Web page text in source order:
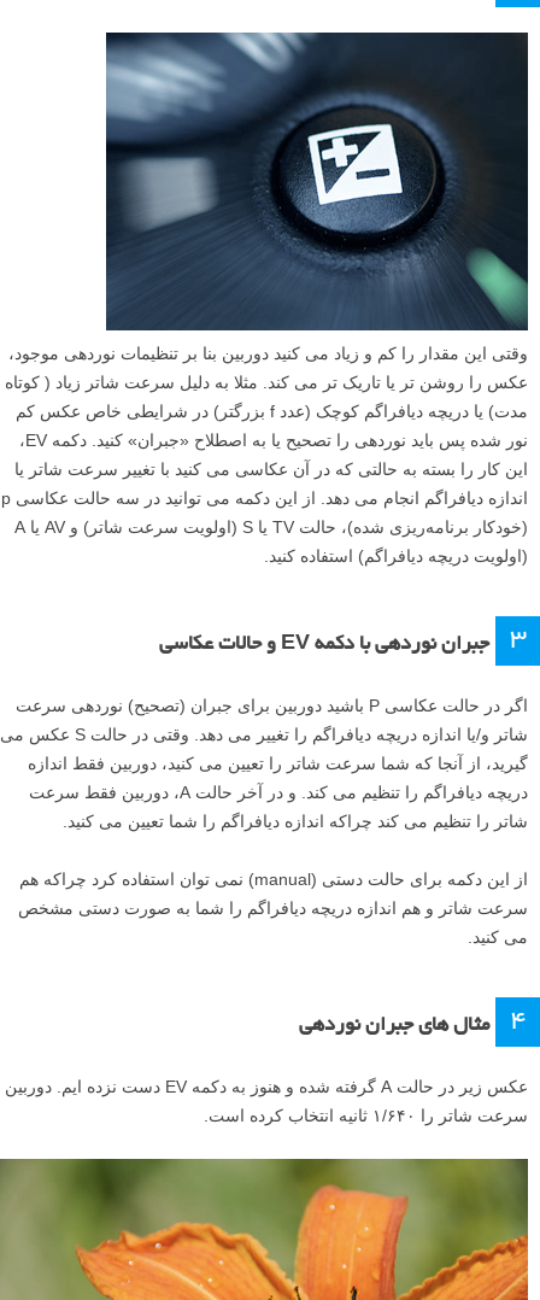
وقتی این مقدار را کم و زیاد می کنید دوربین بنا بر تنظیمات نوردهی موجود،
عکس را روشن تر یا تاریک تر می کند. مثلا به دلیل سرعت شاتر زیاد ( کوتاه
مدت) یا دریچه دیافراگم کوچک (عدد f بزرگتر) در شرایطی خاص عکس کم
نور شده پس باید نوردهی را تصحیح یا به اصطلاح «جبران» کنید. دکمه EV،
این کار را بسته به حالتی که در آن عکاسی می کنید با تغییر سرعت شاتر یا
اندازه دیافراگم انجام می دهد. از این دکمه می توانید در سه حالت عکاسی p
(خودکار برنامه‌ریزی شده)، حالت TV یا S (اولویت سرعت شاتر) و AV یا A
(اولویت دریچه دیافراگم) استفاده کنید.
۳ جبران نوردهی با دکمه EV و حالات عکاسی
اگر در حالت عکاسی P باشید دوربین برای جبران (تصحیح) نوردهی سرعت
شاتر و/یا اندازه دریچه دیافراگم را تغییر می دهد. وقتی در حالت S عکس می
گیرید، از آنجا که شما سرعت شاتر را تعیین می کنید، دوربین فقط اندازه
دریچه دیافراگم را تنظیم می کند. و در آخر حالت A، دوربین فقط سرعت
شاتر را تنظیم می کند چراکه اندازه دیافراگم را شما تعیین می کنید.
از این دکمه برای حالت دستی (manual) نمی توان استفاده کرد چراکه هم
سرعت شاتر و هم اندازه دریچه دیافراگم را شما به صورت دستی مشخص
می کنید.
۴ مثال های جبران نوردهی
عکس زیر در حالت A گرفته شده و هنوز به دکمه EV دست نزده ایم. دوربین
سرعت شاتر را ۱/۶۴۰ ثانیه انتخاب کرده است.